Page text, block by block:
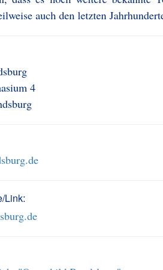
auch den letzten
4
Link: